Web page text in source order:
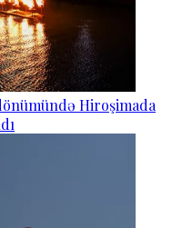
Hiroşimada